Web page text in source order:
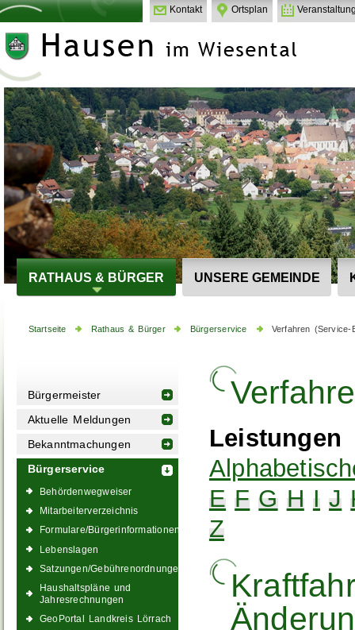
Kontakt Ortsplan
RATHAUS & BÜRGER UNSERE GEMEINDE
Startseite Rathaus & Bürger Bürgerservice Verfahren (Service-
Bürgermeister
Aktuelle Meldungen
Bekanntmachungen
Bürgerservice
Behördenwegweiser
Mitarbeiterverzeichnis
Formulare/Bürgerinformationen
Lebenslagen
Satzungen/Gebührenordnungen
Haushaltspläne und
Jahresrechnungen
GeoPortal Landkreis Lörrach
Leistungen
E F G H I J
Z